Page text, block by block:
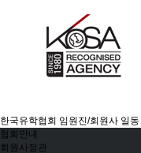
한국유학협회 임원진/회원사 일동
협회안내
회원사정관